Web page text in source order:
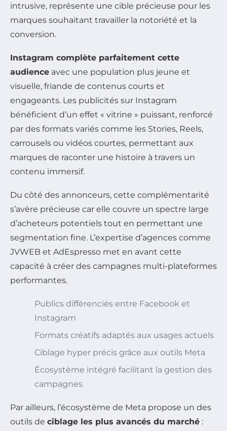
intrusive, représente une cible précieuse pour les
marques souhaitant travailler la notoriété et la
conversion.
Instagram complète parfaitement cette
audience avec une population plus jeune et
visuelle, friande de contenus courts et
engageants. Les publicités sur Instagram
bénéficient d’un effet « vitrine » puissant, renforcé
par des formats variés comme les Stories, Reels,
carrousels ou vidéos courtes, permettant aux
marques de raconter une histoire à travers un
contenu immersif.
Du côté des annonceurs, cette complémentarité
s’avère précieuse car elle couvre un spectre large
d’acheteurs potentiels tout en permettant une
segmentation fine. L’expertise d’agences comme
JVWEB et AdEspresso met en avant cette
capacité à créer des campagnes multi-plateformes
performantes.
Publics différenciés entre Facebook et
Instagram
Formats créatifs adaptés aux usages actuels
Ciblage hyper précis grâce aux outils Meta
Écosystème intégré facilitant la gestion des
campagnes
Par ailleurs, l’écosystème de Meta propose un des
outils de ciblage les plus avancés du marché :